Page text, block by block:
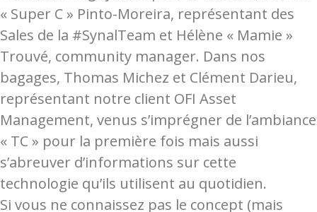
« Super C » Pinto-Moreira, représentant des
Sales de la #SynalTeam et Hélène « Mamie »
Trouvé, community manager. Dans nos
bagages, Thomas Michez et Clément Darieu,
représentant notre client OFI Asset
Management, venus s’imprégner de l’ambiance
« TC » pour la première fois mais aussi
s’abreuver d’informations sur cette
technologie qu’ils utilisent au quotidien.
Si vous ne connaissez pas le concept (mais